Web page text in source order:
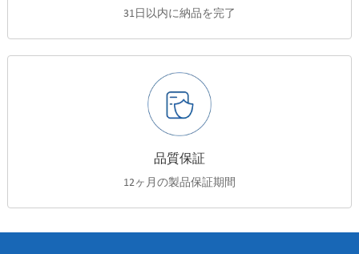
31日以内に納品を完了
品質保証
12ヶ月の製品保証期間